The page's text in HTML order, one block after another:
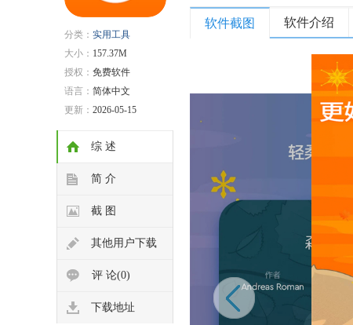
分类： 实用工具
大小： 157.37M
授权： 免费软件
语言： 简体中文
更新： 2026-05-15
综 述
简 介
截 图
其他用户下载
评 论(0)
下载地址
软件截图 软件介绍